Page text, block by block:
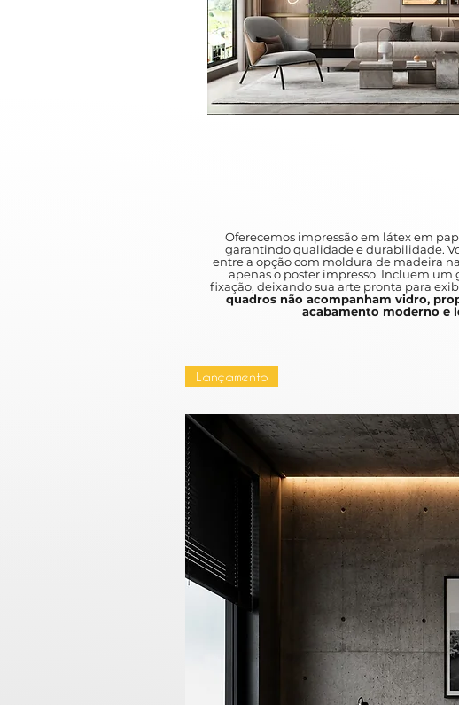
Oferecemos impressão em látex em
garantindo qualidade e durabilidade.
entre a opção com moldura de madeira
apenas o poster impresso. Incluem um
fixação, deixando sua arte pronta para
quadros não acompanham vidro,
acabamento moderno e
Lançamento